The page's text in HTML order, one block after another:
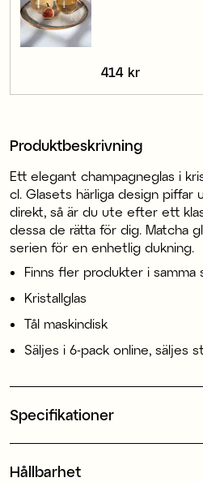
Pris :414 kr
414 kr
Produktbeskrivning
Ett elegant champagneglas i
cl. Glasets härliga design piffar
direkt, så är du ute efter ett
dessa de rätta för dig. Matcha
serien för en enhetlig dukning.
Finns fler produkter i samma
Kristallglas
Tål maskindisk
Säljes i 6-pack online, säljes
Specifikationer
Hållbarhet